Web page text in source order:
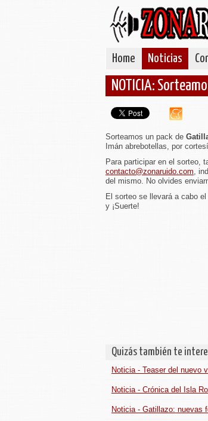
Home Noticias
NOTICIA:
Sorteamos un pack de
Imán abrebotellas, por
Para participar en el sorteo,
contacto@zonaruido.com,
del mismo. No olvides
El sorteo se llevará a cabo
y ¡Suerte!
Quizás también te
Noticia - Teaser del nuevo
Noticia - Crónica del Isla
Noticia - Gatillazo: nuevas